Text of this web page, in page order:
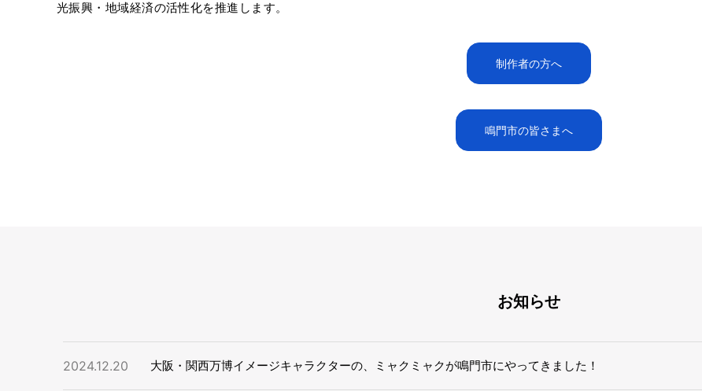
光振興・地域経済の活性化を推進します。
制作者の方へ
鳴門市の皆さまへ
お知らせ
2024.12.20 大阪・関西万博イメージキャラクターの、ミャクミャクが鳴門市にやってきました！